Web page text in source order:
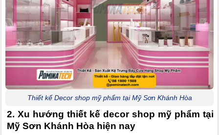
Thiết kế Decor shop mỹ phẩm tại Mỹ Sơn Khánh Hòa
2. Xu hướng thiết kế decor shop mỹ phẩm tại
Mỹ Sơn Khánh Hòa hiện nay